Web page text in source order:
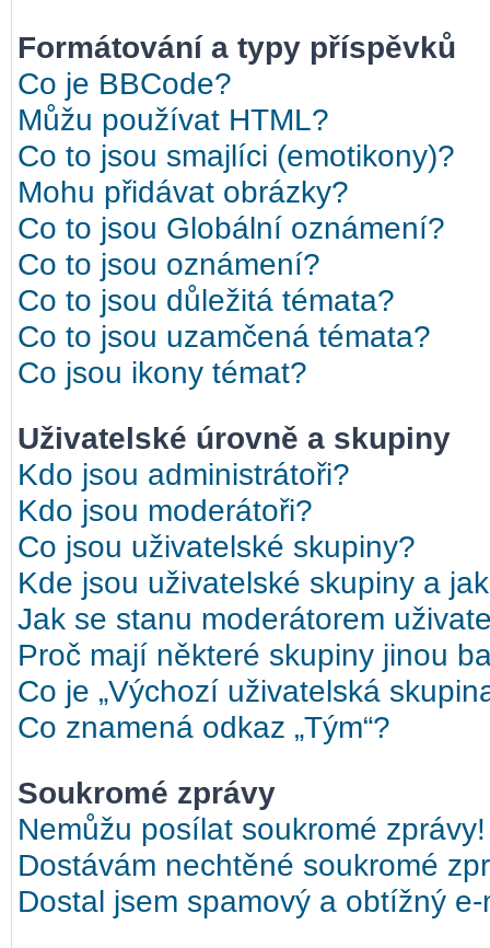
Formátování a typy příspěvků
Co je BBCode?
Můžu používat HTML?
Co to jsou smajlíci (emotikony)?
Mohu přidávat obrázky?
Co to jsou Globální oznámení?
Co to jsou oznámení?
Co to jsou důležitá témata?
Co to jsou uzamčená témata?
Co jsou ikony témat?
Uživatelské úrovně a skupiny
Kdo jsou administrátoři?
Kdo jsou moderátoři?
Co jsou uživatelské skupiny?
Kde jsou uživatelské skupiny a
Jak se stanu moderátorem
Proč mají některé skupiny jinou
Co je „Výchozí uživatelská
Co znamená odkaz „Tým“?
Soukromé zprávy
Nemůžu posílat soukromé zprávy!
Dostávám nechtěné soukromé
Dostal jsem spamový a obtížný